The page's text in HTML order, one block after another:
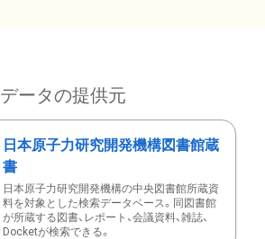
データの提供元
日本原子力研究開発機構図書館蔵
書
日本原子力研究開発機構の中央図書館所蔵資
料を対象とした検索データベース。同図書館
が所蔵する図書、レポート、会議資料、雑誌、
Docketが検索できる。